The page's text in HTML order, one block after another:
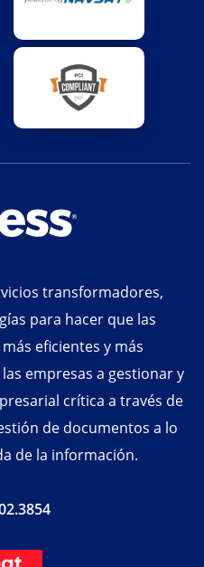
transformadores,
para hacer que las
eficientes y más
empresas a gestionar y
crítica a través de
de documentos a lo
de la información.